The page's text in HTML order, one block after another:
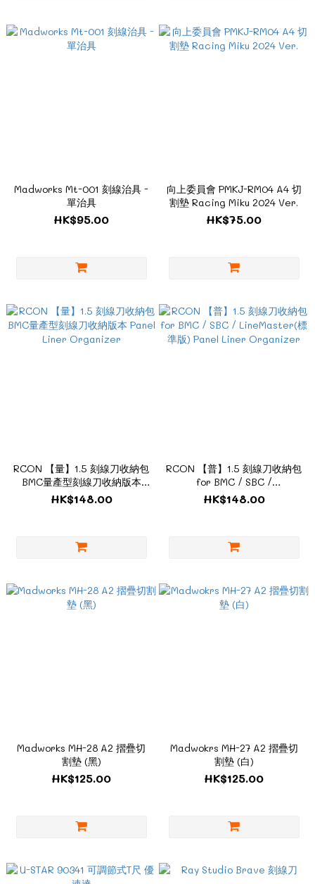
Madworks Mt-001 刻線治具 -
單治具
HK$95.00
向上委員會 PMKJ-RM04 A4 切
割墊 Racing Miku 2024 Ver.
HK$75.00
RCON 【量】1.5 刻線刀收納包
BMC量產型刻線刀收納版本
Panel Liner Organizer
HK$148.00
RCON 【普】1.5 刻線刀收納包
for BMC / SBC /
LineMaster(標準版) Panel
Liner Organizer
HK$148.00
Madworks MH-28 A2 摺疊切
割墊 (黑)
HK$125.00
Madwokrs MH-27 A2 摺疊切
割墊 (白)
HK$125.00